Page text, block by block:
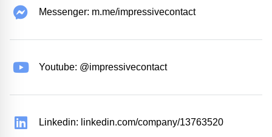
Messenger: m.me/impressivecontact
Youtube: @impressivecontact
Linkedin: linkedin.com/company/13763520